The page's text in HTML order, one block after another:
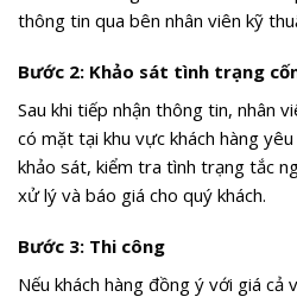
thông tin qua bên nhân viên kỹ
Bước 2: Khảo sát tình trạng
Sau khi tiếp nhận thông tin, nhân
có mặt tại khu vực khách hàng
khảo sát, kiểm tra tình trạng tắc
xử lý và báo giá cho quý khách.
Bước 3: Thi công
Nếu khách hàng đồng ý với giá cả